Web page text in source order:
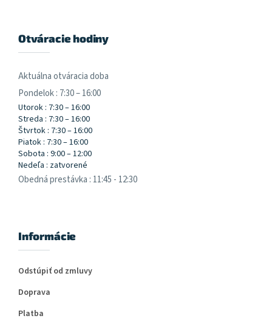
Otváracie hodiny
Aktuálna otváracia doba
Pondelok : 7:30 – 16:00
Utorok : 7:30 – 16:00
Streda : 7:30 – 16:00
Štvrtok : 7:30 – 16:00
Piatok : 7:30 – 16:00
Sobota : 9:00 – 12:00
Nedeľa : zatvorené
Obedná prestávka : 11:45 - 12:30
Informácie
Odstúpiť od zmluvy
Doprava
Platba